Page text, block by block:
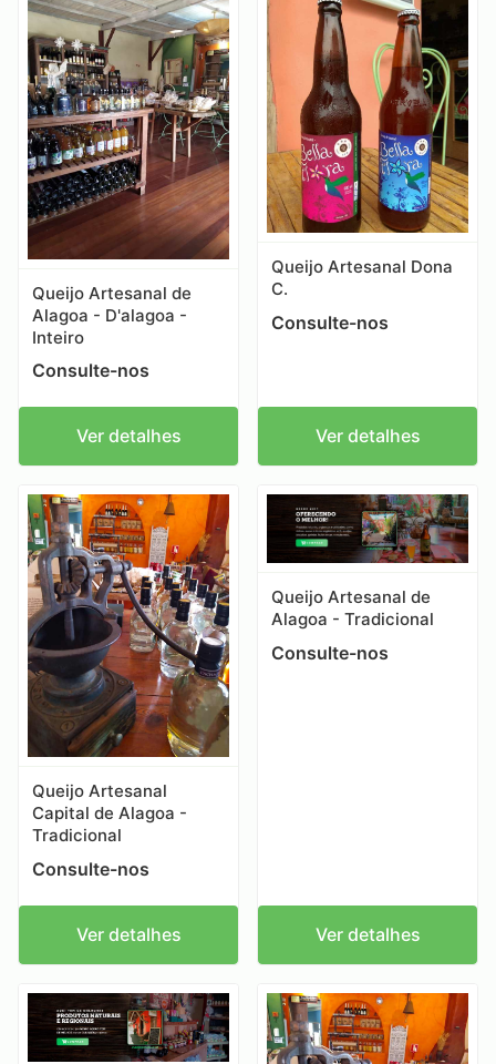
Queijo Artesanal de
Alagoa - D'alagoa -
Inteiro
Consulte-nos
Ver detalhes
Queijo Artesanal Dona
C.
Consulte-nos
Ver detalhes
Queijo Artesanal
Capital de Alagoa -
Tradicional
Consulte-nos
Ver detalhes
Queijo Artesanal de
Alagoa - Tradicional
Consulte-nos
Ver detalhes